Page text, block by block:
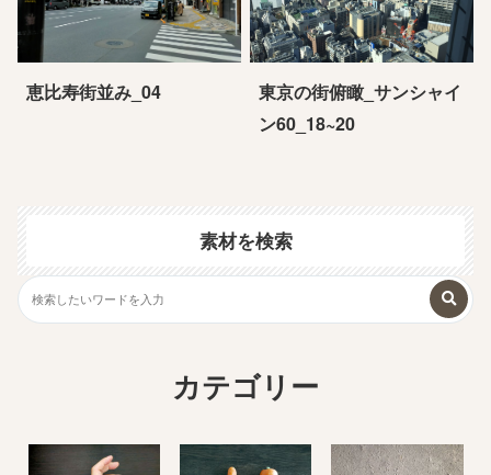
恵比寿街並み_04
東京の街俯瞰_サンシャイ
ン60_18~20
素材を検索
カテゴリー